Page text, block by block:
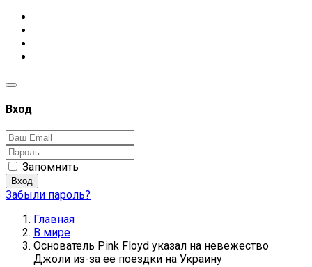
Вход
Запомнить
Вход
Забыли пароль?
Главная
В мире
Основатель Pink Floyd указал на невежество
Джоли из-за ее поездки на Украину